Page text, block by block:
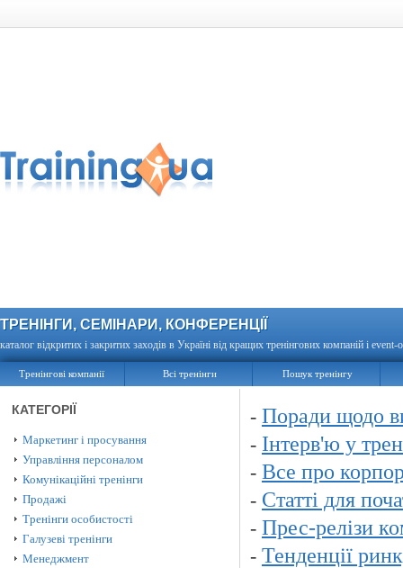
ТРЕНІНГИ, СЕМІНАРИ, КОНФЕРЕНЦІЇ
каталог відкритих і закритих заходів в Україні від кращих тренінгових компаній і event-
Тренінгові компанії Всі тренінги Пошук тренінгу
КАТЕГОРІЇ
Маркетинг і просування
Управління персоналом
Комунікаційні тренінги
Продажі
Тренінги особистості
Галузеві тренінги
Менеджмент
- Поради щодо
- Інтерв'ю у
- Все про
- Статті для
- Прес-релізи
- Тенденції